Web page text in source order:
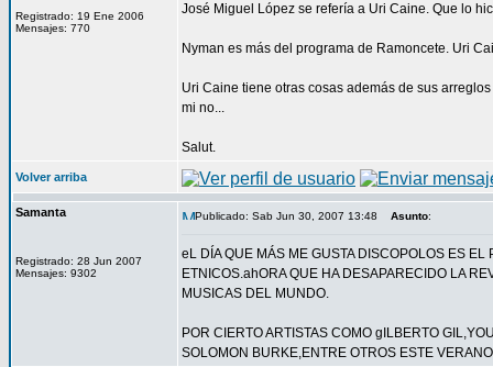
Registrado: 19 Ene 2006
Mensajes: 770
José Miguel López se refería a Uri Caine. Que lo
Nyman es más del programa de Ramoncete. Uri
Uri Caine tiene otras cosas además de sus
mi no...
Salut.
Volver arriba
Samanta
Registrado: 28 Jun 2007
Mensajes: 9302
Publicado: Sab Jun 30, 2007 13:48 Asunto:
eL DÍA QUE MÁS ME GUSTA DISCOPOLOS ES
ETNICOS.ahORA QUE HA DESAPARECIDO LA
MUSICAS DEL MUNDO.
POR CIERTO ARTISTAS COMO gILBERTO
SOLOMON BURKE,ENTRE OTROS ESTE